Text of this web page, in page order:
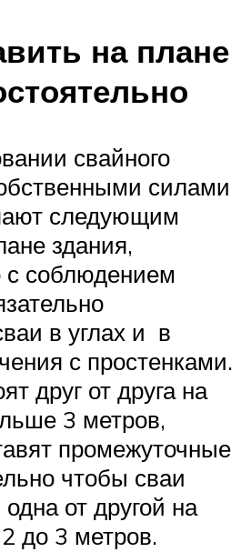
на плане
свайного
силами
следующим
здания,
с соблюдением
в углах и в
с простенками.
друг от друга на
3 метров,
промежуточные
чтобы сваи
от другой на
до 3 метров.